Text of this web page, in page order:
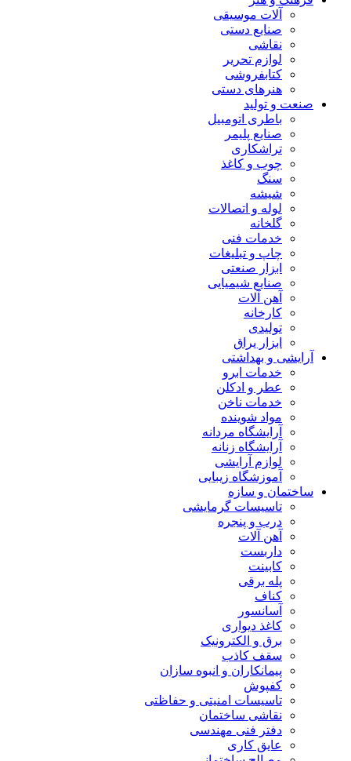
آلات موسیقی
صنایع دستی
نقاشی
لوازم تحریر
کتابفروشی
هنرهای دستی
صنعت و تولید
باطری اتومبیل
صنایع پلیمر
تراشکاری
چوب و کاغذ
سنگ
شیشه
لوله و اتصالات
گلخانه
خدمات فنی
چاپ و تبلیغات
ابزار صنعتی
صنایع شیمیایی
آهن آلات
کارخانه
تولیدی
ابزار یراق
آرایشی و بهداشتی
خدمات ابرو
عطر و ادکلن
خدمات ناخن
مواد شوینده
آرایشگاه مردانه
آرایشگاه زنانه
لوازم آرایشی
آموزشگاه زیبایی
ساختمان و سازه
تاسیسات گرمایشی
درب و پنجره
آهن آلات
داربست
کابینت
پله برقی
کناف
آسانسور
کاغذ دیواری
برق و الکترونیک
سقف کاذب
پیمانکاران و انبوه سازان
کفپوش
تاسیسات امنیتی و حفاظتی
نقاشی ساختمان
دفتر فنی مهندسی
عایق کاری